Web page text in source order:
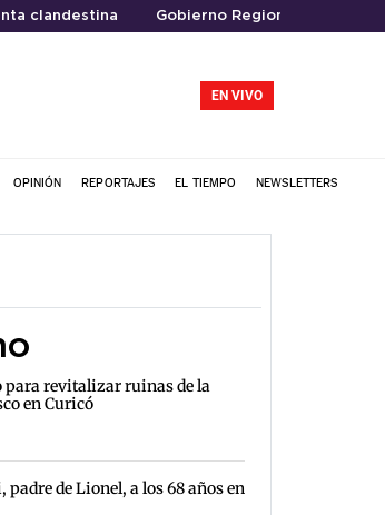
clandestina Gobierno Regional del Maule
EN VIVO
OPINIÓN REPORTAJES EL TIEMPO NEWSLETTERS
para revitalizar ruinas de la
en Curicó
padre de Lionel, a los 68 años en